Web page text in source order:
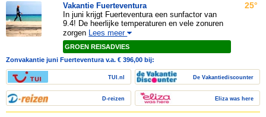
Vakantie Fuerteventura
In juni krijgt Fuerteventura een sunfactor van
9.4! De heerlijke temperaturen en vele zonuren
zorgen Lees meer
GROEN REISADVIES
25°
Zonvakantie juni Fuerteventura v.a. € 396,00 bij:
TUI.nl
D-reizen
De Vakantiediscounter
Eliza was here